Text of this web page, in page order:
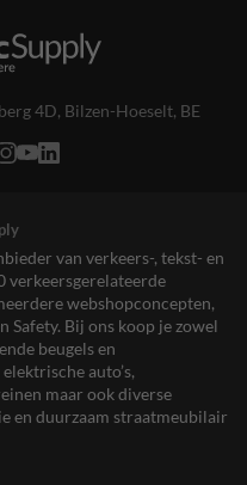
4D, Bilzen-Hoeselt, BE
van verkeers-, tekst- en
verkeersgerelateerde
webshopconcepten,
Safety. Bij ons koop je zowel
beugels en
auto’s,
maar ook diverse
en duurzaam straatmeubilair